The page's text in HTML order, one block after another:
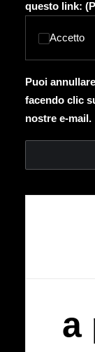
questo link: (
Accetto
Puoi
facendo clic
nostre e-mail.
a